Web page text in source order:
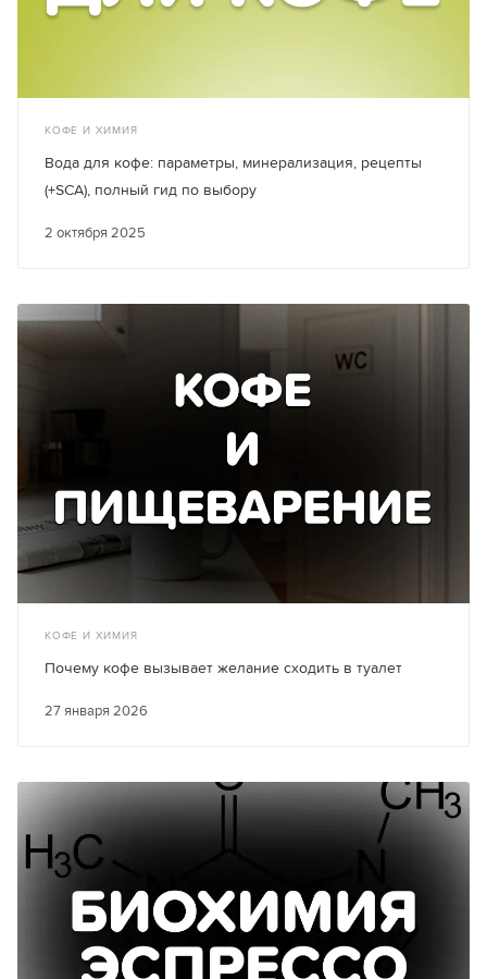
КОФЕ И ХИМИЯ
2 октября 2025
Вода для кофе: параметры, минерализация, рецепты
(+SCA), полный гид по выбору
КОФЕ И ХИМИЯ
27 января 2026
Почему кофе вызывает желание сходить в туалет